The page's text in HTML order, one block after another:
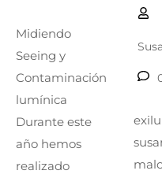
Midiendo
Seeing y
Contaminación
lumínica
Durante este
año hemos
realizado